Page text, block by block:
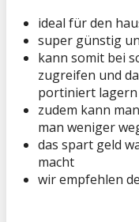
ideal für den
super günstig
kann somit bei
zugreifen und
portiniert lagern
zudem kann
man weniger
das spart geld
macht
wir empfehlen